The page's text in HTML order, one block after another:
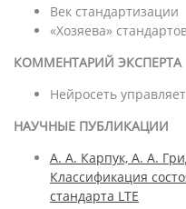
Век стандартизации
«Хозяева»
КОММЕНТАРИЙ ЭКСПЕРТА
Нейросеть
НАУЧНЫЕ ПУБЛИКАЦИИ
А. А. Карпук, А. А.
Классификация
стандарта LTE